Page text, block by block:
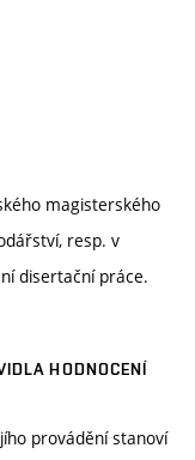
magisterského
resp. v
disertační práce.
HODNOCENÍ
provádění stanoví